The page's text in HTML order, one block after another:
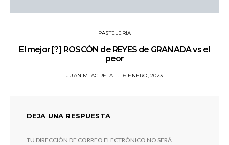
PASTELERÍA
El mejor [?] ROSCÓN de REYES de GRANADA vs el
peor
JUAN M. AGRELA 6 ENERO, 2023
DEJA UNA RESPUESTA
TU DIRECCIÓN DE CORREO ELECTRÓNICO NO SERÁ